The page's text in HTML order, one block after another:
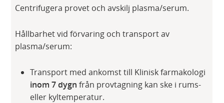
Centrifugera provet och avskilj plasma/serum.
Hållbarhet vid förvaring och transport av
plasma/serum:
Transport med ankomst till Klinisk farmakologi
inom 7 dygn från provtagning kan ske i rums-
eller kyltemperatur.